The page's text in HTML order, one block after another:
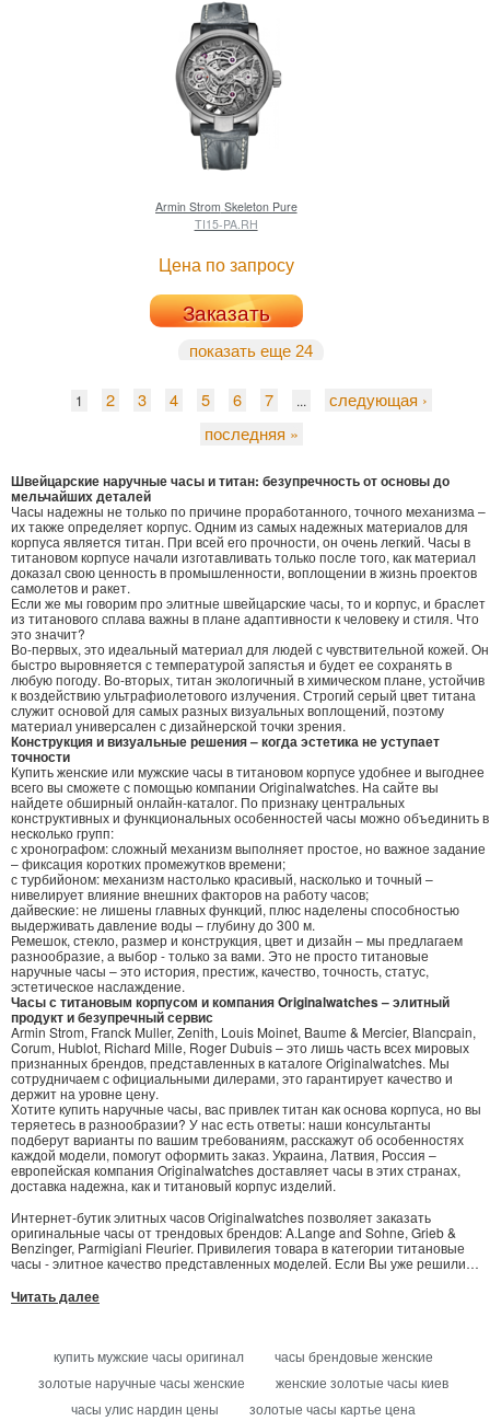
Armin Strom Skeleton Pure
TI15-PA.RH
Цена по запросу
Заказать
показать еще 24
1 2 3 4 5 6 7 ...
следующая ›
последняя »
Швейцарские наручные часы и титан: безупречность от основы до
мельчайших деталей
Часы надежны не только по причине проработанного, точного механизма –
их также определяет корпус. Одним из самых надежных материалов для
корпуса является титан. При всей его прочности, он очень легкий. Часы в
титановом корпусе начали изготавливать только после того, как материал
доказал свою ценность в промышленности, воплощении в жизнь проектов
самолетов и ракет.
Если же мы говорим про элитные швейцарские часы, то и корпус, и браслет
из титанового сплава важны в плане адаптивности к человеку и стиля. Что
это значит?
Во-первых, это идеальный материал для людей с чувствительной кожей. Он
быстро выровняется с температурой запястья и будет ее сохранять в
любую погоду. Во-вторых, титан экологичный в химическом плане, устойчив
к воздействию ультрафиолетового излучения. Строгий серый цвет титана
служит основой для самых разных визуальных воплощений, поэтому
материал универсален с дизайнерской точки зрения.
Конструкция и визуальные решения – когда эстетика не уступает
точности
Купить женские или мужские часы в титановом корпусе удобнее и выгоднее
всего вы сможете с помощью компании Originalwatches. На сайте вы
найдете обширный онлайн-каталог. По признаку центральных
конструктивных и функциональных особенностей часы можно объединить в
несколько групп:
с хронографом: сложный механизм выполняет простое, но важное задание
– фиксация коротких промежутков времени;
с турбийоном: механизм настолько красивый, насколько и точный –
нивелирует влияние внешних факторов на работу часов;
дайвеские: не лишены главных функций, плюс наделены способностью
выдерживать давление воды – глубину до 300 м.
Ремешок, стекло, размер и конструкция, цвет и дизайн – мы предлагаем
разнообразие, а выбор - только за вами. Это не просто титановые
наручные часы – это история, престиж, качество, точность, статус,
эстетическое наслаждение.
Часы с титановым корпусом и компания Originalwatches – элитный
продукт и безупречный сервис
Armin Strom, Franck Muller, Zenith, Louis Moinet, Baume & Mercier, Blancpain,
Corum, Hublot, Richard Mille, Roger Dubuis – это лишь часть всех мировых
признанных брендов, представленных в каталоге Originalwatches. Мы
сотрудничаем с официальными дилерами, это гарантирует качество и
держит на уровне цену.
Хотите купить наручные часы, вас привлек титан как основа корпуса, но вы
теряетесь в разнообразии? У нас есть ответы: наши консультанты
подберут варианты по вашим требованиям, расскажут об особенностях
каждой модели, помогут оформить заказ. Украина, Латвия, Россия –
европейская компания Originalwatches доставляет часы в этих странах,
доставка надежна, как и титановый корпус изделий.
Интернет-бутик элитных часов Originalwatches позволяет заказать
оригинальные часы от трендовых брендов: A.Lange and Sohne, Grieb &
Benzinger, Parmigiani Fleurier. Привилегия товара в категории титановые
часы - элитное качество представленных моделей. Если Вы уже решили
предоставив Ваши контакты в удобной форме заказа. Поставка часов
Luminor Marina в Санкт-Петербург, Москву и иные регионы за кратчайший
Читать далее
купить мужские часы оригинал
часы брендовые женские
золотые наручные часы женские
женские золотые часы киев
часы улис нардин цены
золотые часы картье цена